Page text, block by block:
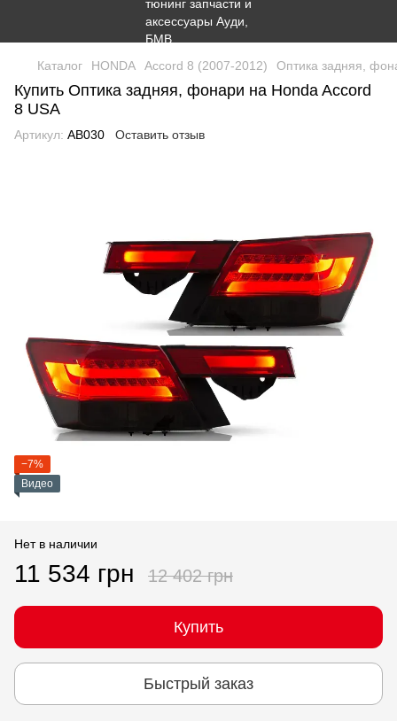
Каталог HONDA Accord 8 (2007-2012) Оптика задняя,
Купить Оптика задняя, фонари на Honda Accord
8 USA
Артикул: AB030 Оставить отзыв
−7%
Видео
Нет в наличии
11 534 грн 12 402 грн
Купить
Быстрый заказ